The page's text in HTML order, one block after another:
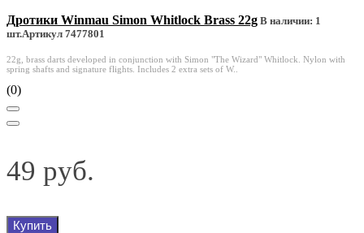
Дротики Winmau Simon Whitlock Brass 22g В наличии: 1
шт.Артикул 7477801
22g, brass darts developed in conjunction with Simon "The Wizard" Whitlock. Nylon with
spring shafts and signature flights. Includes 2 extra sets of W..
(0)
49 руб.
Купить